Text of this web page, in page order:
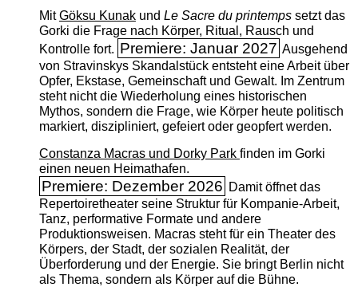
MitGöksu Kunakund Le Sacre du printempssetzt das
Gorki die Frage nach Körper, Ritual, Rausch und
Kontrolle fort. Premiere: Januar 2027 Ausgehend
von Stravinskys Skandalstück entsteht eine Arbeit über
Opfer, Ekstase, Gemeinschaft und Gewalt. Im Zentrum
steht nicht die Wiederholung eines historischen
Mythos, sondern die Frage, wie Körper heute politisch
markiert, diszipliniert, gefeiert oder geopfert werden.
Constanza Macras und Dorky Park finden im Gorki
einen neuen Heimathafen.
Premiere: Dezember 2026 Damit öffnet das
Repertoiretheater seine Struktur für Kompanie-Arbeit,
Tanz, performative Formate und andere
Produktionsweisen. Macras steht für ein Theater des
Körpers, der Stadt, der sozialen Realität, der
Überforderung und der Energie. Sie bringt Berlin nicht
als Thema, sondern als Körper auf die Bühne.